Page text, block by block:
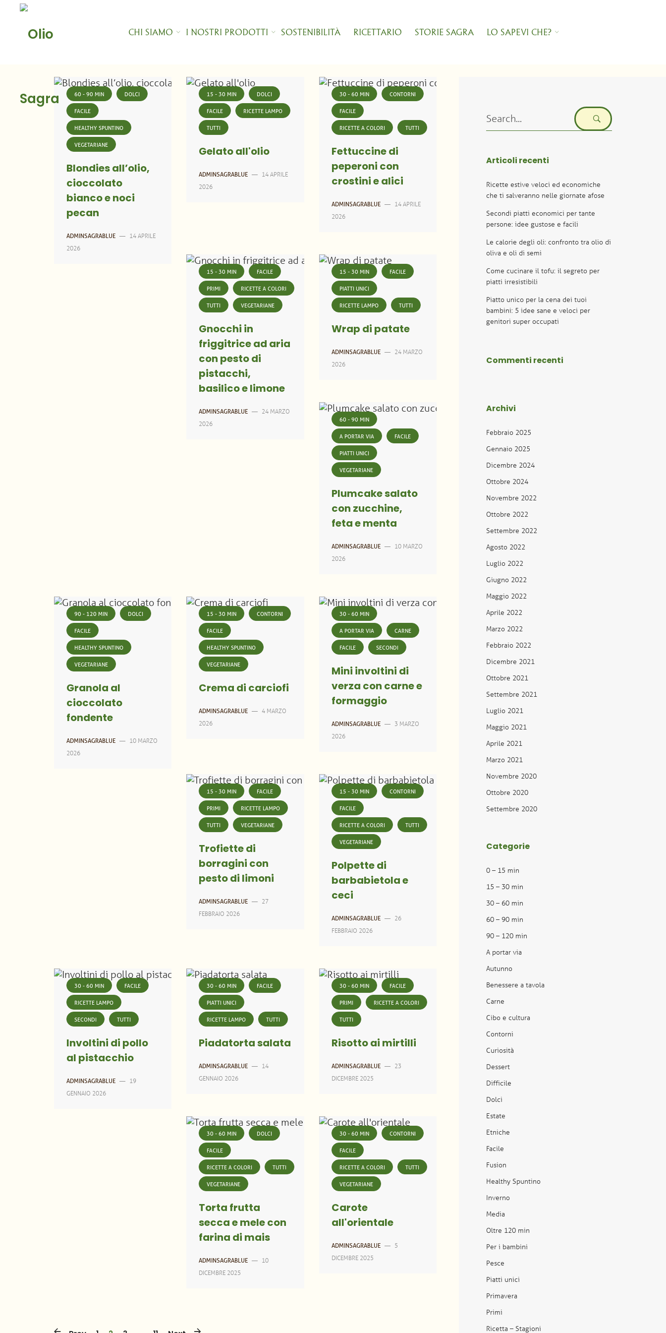
content
CHI SIAMO I NOSTRI PRODOTTI SOSTENIBILITÀ RICETTARIO STORIE SAGRA LO SAPEVI CHE?
60 - 90 MIN DOLCI
FACILE
HEALTHY SPUNTINO
VEGETARIANE
Blondies all’olio,
cioccolato
bianco e noci
pecan
ADMINSAGRABLUE — 14 APRILE
2026
15 - 30 MIN DOLCI
FACILE RICETTE LAMPO
TUTTI
Gelato all'olio
ADMINSAGRABLUE — 14 APRILE
2026
30 - 60 MIN CONTORNI
FACILE
RICETTE A COLORI TUTTI
Fettuccine di
peperoni con
crostini e alici
ADMINSAGRABLUE — 14 APRILE
2026
15 - 30 MIN FACILE
PRIMI RICETTE A COLORI
TUTTI VEGETARIANE
Gnocchi in
friggitrice ad aria
con pesto di
pistacchi,
basilico e limone
ADMINSAGRABLUE — 24 MARZO
2026
15 - 30 MIN FACILE
PIATTI UNICI
RICETTE LAMPO TUTTI
Wrap di patate
ADMINSAGRABLUE — 24 MARZO
2026
60 - 90 MIN
A PORTAR VIA FACILE
PIATTI UNICI
VEGETARIANE
Plumcake salato
con zucchine,
feta e menta
ADMINSAGRABLUE — 10 MARZO
2026
90 - 120 MIN DOLCI
FACILE
HEALTHY SPUNTINO
VEGETARIANE
Granola al
cioccolato
fondente
ADMINSAGRABLUE — 10 MARZO
2026
15 - 30 MIN CONTORNI
FACILE
HEALTHY SPUNTINO
VEGETARIANE
Crema di carciofi
ADMINSAGRABLUE — 4 MARZO
2026
30 - 60 MIN
A PORTAR VIA CARNE
FACILE SECONDI
Mini involtini di
verza con carne e
formaggio
ADMINSAGRABLUE — 3 MARZO
2026
15 - 30 MIN FACILE
PRIMI RICETTE LAMPO
TUTTI VEGETARIANE
Trofiette di
borragini con
pesto di limoni
ADMINSAGRABLUE — 27
FEBBRAIO 2026
15 - 30 MIN CONTORNI
FACILE
RICETTE A COLORI TUTTI
VEGETARIANE
Polpette di
barbabietola e
ceci
ADMINSAGRABLUE — 26
FEBBRAIO 2026
30 - 60 MIN FACILE
RICETTE LAMPO
SECONDI TUTTI
Involtini di pollo
al pistacchio
ADMINSAGRABLUE — 19
GENNAIO 2026
30 - 60 MIN FACILE
PIATTI UNICI
RICETTE LAMPO TUTTI
Piadatorta salata
ADMINSAGRABLUE — 14
GENNAIO 2026
30 - 60 MIN FACILE
PRIMI RICETTE A COLORI
TUTTI
Risotto ai mirtilli
ADMINSAGRABLUE — 23
DICEMBRE 2025
30 - 60 MIN DOLCI
FACILE
RICETTE A COLORI TUTTI
VEGETARIANE
Torta frutta
secca e mele con
farina di mais
ADMINSAGRABLUE — 10
DICEMBRE 2025
30 - 60 MIN CONTORNI
FACILE
RICETTE A COLORI TUTTI
VEGETARIANE
Carote
all'orientale
ADMINSAGRABLUE — 5
DICEMBRE 2025
for:
Articoli recenti
Ricette estive veloci ed economiche
che ti salveranno nelle giornate afose
Secondi piatti economici per tante
persone: idee gustose e facili
Le calorie degli oli: confronto tra olio di
oliva e oli di semi
Come cucinare il tofu: il segreto per
piatti irresistibili
Piatto unico per la cena dei tuoi
bambini: 5 idee sane e veloci per
genitori super occupati
Commenti recenti
Archivi
Febbraio 2025
Gennaio 2025
Dicembre 2024
Ottobre 2024
Novembre 2022
Ottobre 2022
Settembre 2022
Agosto 2022
Luglio 2022
Giugno 2022
Maggio 2022
Aprile 2022
Marzo 2022
Febbraio 2022
Dicembre 2021
Ottobre 2021
Settembre 2021
Luglio 2021
Maggio 2021
Aprile 2021
Marzo 2021
Novembre 2020
Ottobre 2020
Settembre 2020
Categorie
0 – 15 min
15 – 30 min
30 – 60 min
60 – 90 min
90 – 120 min
A portar via
Autunno
Benessere a tavola
Carne
Cibo e cultura
Contorni
Curiosità
Dessert
Difficile
Dolci
Estate
Etniche
Facile
Fusion
Healthy Spuntino
Inverno
Media
Oltre 120 min
Per i bambini
Pesce
Piatti unici
Primavera
Primi
Ricetta – Stagioni